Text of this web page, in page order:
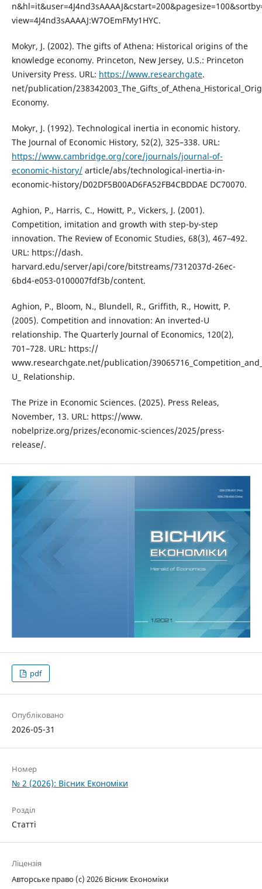
view=4J4nd3sAAAAJ:W7OEmFMy1HYC.
Mokyr, J. (2002). The gifts of Athena: Historical origins of the
knowledge economy. Princeton, New Jersey, U.S.: Princeton
University Press. URL: https://www.researchgate.
net/publication/
Economy.
Mokyr, J. (1992). Technological inertia in economic history.
The Journal of Economic History, 52(2), 325–338. URL:
https://www.cambridge.org/core/journals/journal-of-
economic-history/article/abs/technological-inertia-in-
economic-history/D02DF5B00AD6FA52FB4CBDDAE DC70070.
Aghion, P., Harris, C., Howitt, P., Vickers, J. (2001).
Competition, imitation and growth with step-by-step
innovation. The Review of Economic Studies, 68(3), 467–492.
URL: https://dash.
harvard.edu/server/api/core/bitstreams/7312037d-26ec-
6bd4-e053-0100007fdf3b/content.
Aghion, P., Bloom, N., Blundell, R., Griffith, R., Howitt, P.
(2005). Competition and innovation: An inverted-U
relationship. The Quarterly Journal of Economics, 120(2),
701–728. URL: https://
www.researchgate.net/publication/
U_ Relationship.
The Prize in Economic Sciences. (2025). Press Releas,
November, 13. URL: https://www.
nobelprize.org/prizes/economic-sciences/2025/press-
release/.
pdf
Опубліковано
2026-05-31
Номер
№ 2 (2026): Вісник Економіки
Розділ
Статті
Ліцензія
Авторське право (c) 2026 Вісник Економіки